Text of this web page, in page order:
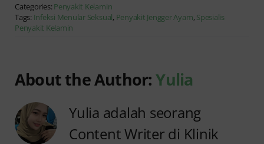
Categories: Penyakit Kelamin
Tags: Infeksi Menular Seksual, Penyakit Jengger Ayam, Spesialis
Penyakit Kelamin
About the Author:Yulia
Yulia adalah seorang
Content Writer di Klinik